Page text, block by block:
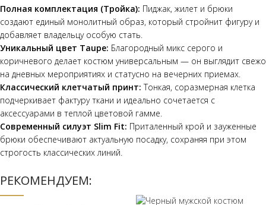
Полная комплектация (Тройка): Пиджак, жилет и брюки
создают единый монолитный образ, который стройнит фигуру и
добавляет владельцу особую стать.
Уникальный цвет Taupe: Благородный микс серого и
коричневого делает костюм универсальным — он выглядит свежо
на дневных мероприятиях и статусно на вечерних приемах.
Классический клетчатый принт: Тонкая, соразмерная клетка
подчеркивает фактуру ткани и идеально сочетается с
аксессуарами в теплой цветовой гамме.
Современный силуэт Slim Fit: Приталенный крой и зауженные
брюки обеспечивают актуальную посадку, сохраняя при этом
строгость классических линий.
РЕКОМЕНДУЕМ: